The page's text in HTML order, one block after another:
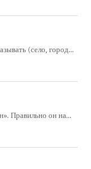
(село, город...
Правильно он на...